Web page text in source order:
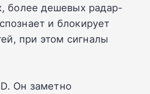
более дешевых радар-
и блокирует
при этом сигналы
Он заметно